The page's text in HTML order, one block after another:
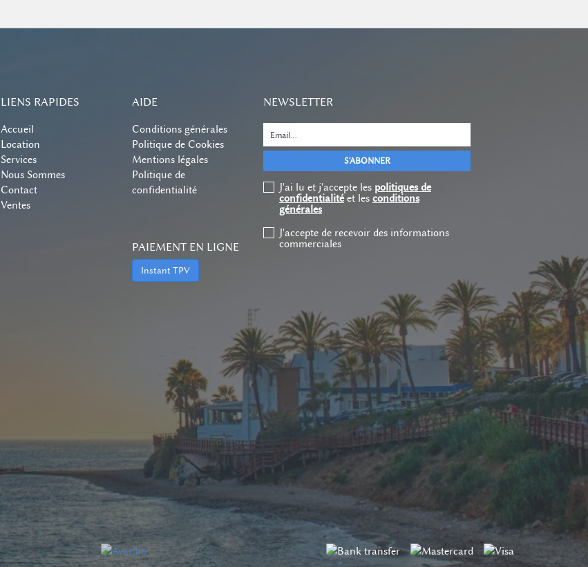
LIENS RAPIDES
Accueil
Location
Services
Nous Sommes
Contact
Ventes
AIDE
Conditions générales
Politique de Cookies
Mentions légales
Politique de
confidentialité
PAIEMENT EN LIGNE
Instant TPV
NEWSLETTER
J'ai lu et j'accepte les politiques de
confidentialitéet les conditions
générales
J'accepte de recevoir des informations
commerciales